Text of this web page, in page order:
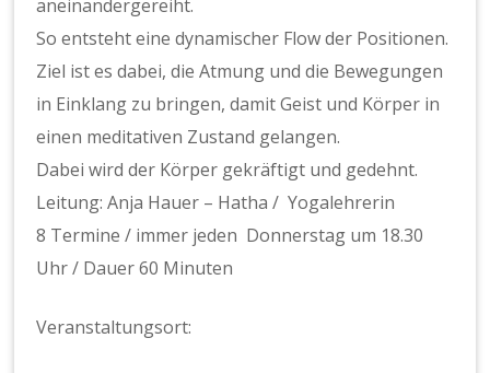
aneinandergereiht.
So entsteht eine dynamischer Flow der Positionen.
Ziel ist es dabei, die Atmung und die Bewegungen
in Einklang zu bringen, damit Geist und Körper in
einen meditativen Zustand gelangen.
Dabei wird der Körper gekräftigt und gedehnt.
Leitung: Anja Hauer – Hatha / Yogalehrerin
8 Termine / immer jeden Donnerstag um 18.30
Uhr / Dauer 60 Minuten
Veranstaltungsort: